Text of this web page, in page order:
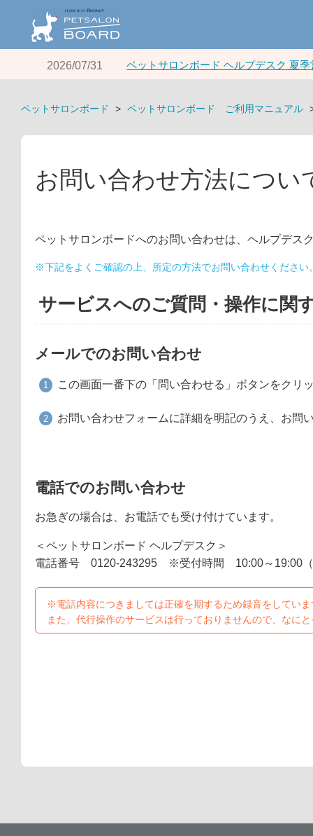
2026/07/31 ペットサロンボード ヘルプデスク 夏
ペットサロンボード ペットサロンボード ご利用マニュアル
お問い合わせ方法につい
ペットサロンボードへのお問い合わせは、ヘルプデス
※下記をよくご確認の上、所定の方法でお問い合わせください
サービスへのご質問・操作に関
メールでのお問い合わせ
この画面一番下の「問い合わせる」ボタンをクリ
お問い合わせフォームに詳細を明記のうえ、お問
電話でのお問い合わせ
お急ぎの場合は、お電話でも受け付けています。
＜ペットサロンボード ヘルプデスク＞
電話番号 0120-243295 ※受付時間 10:00～19:00（
※電話内容につきましては正確を期するため録音をしていま
また、代行操作のサービスは行っておりませんので、なに